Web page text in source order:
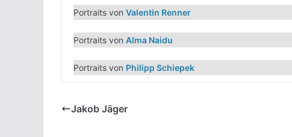
Portraits von Valentin Renner
Portraits von Alma Naidu
Portraits von Philipp Schiepek
Jakob Jäger